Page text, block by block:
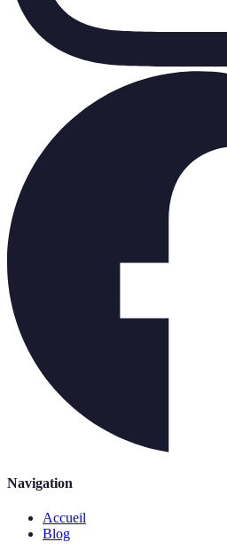
Navigation
Accueil
Blog